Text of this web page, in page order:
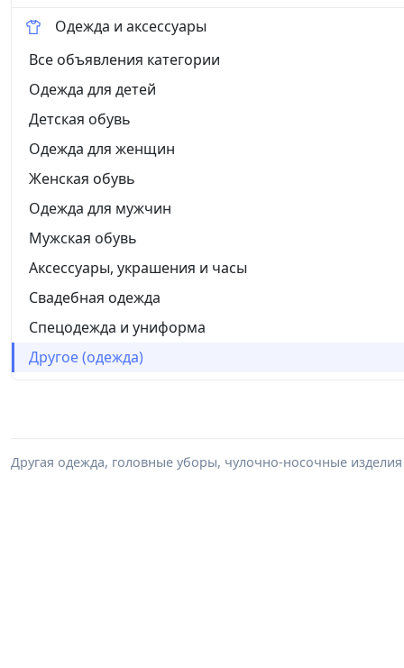
Одежда и аксессуары
Все объявления категории
Одежда для детей
Детская обувь
Одежда для женщин
Женская обувь
Одежда для мужчин
Мужская обувь
Аксессуары, украшения и часы
Свадебная одежда
Спецодежда и униформа
Другое (одежда)
Другая одежда, головные уборы, чулочно-носочные